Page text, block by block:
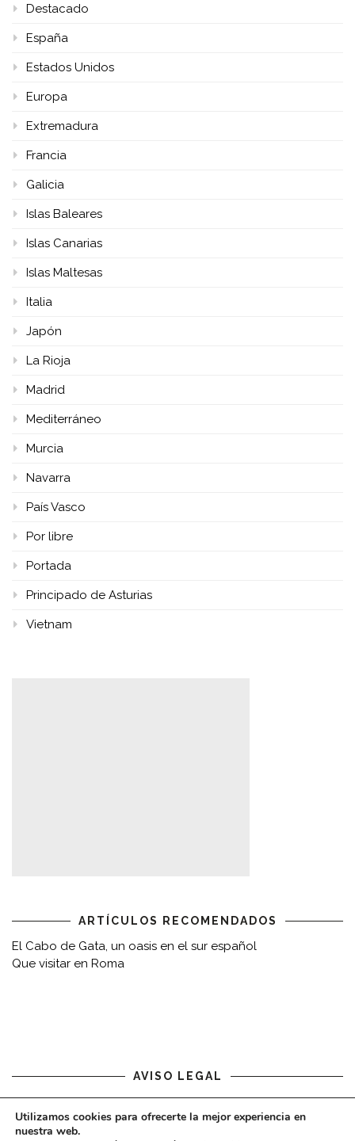
Destacado
España
Estados Unidos
Europa
Extremadura
Francia
Galicia
Islas Baleares
Islas Canarias
Islas Maltesas
Italia
Japón
La Rioja
Madrid
Mediterráneo
Murcia
Navarra
País Vasco
Por libre
Portada
Principado de Asturias
Vietnam
ARTÍCULOS RECOMENDADOS
El Cabo de Gata, un oasis en el sur español
Que visitar en Roma
AVISO LEGAL
Aviso legal
Utilizamos cookies para ofrecerte la mejor experiencia en
nuestra web.